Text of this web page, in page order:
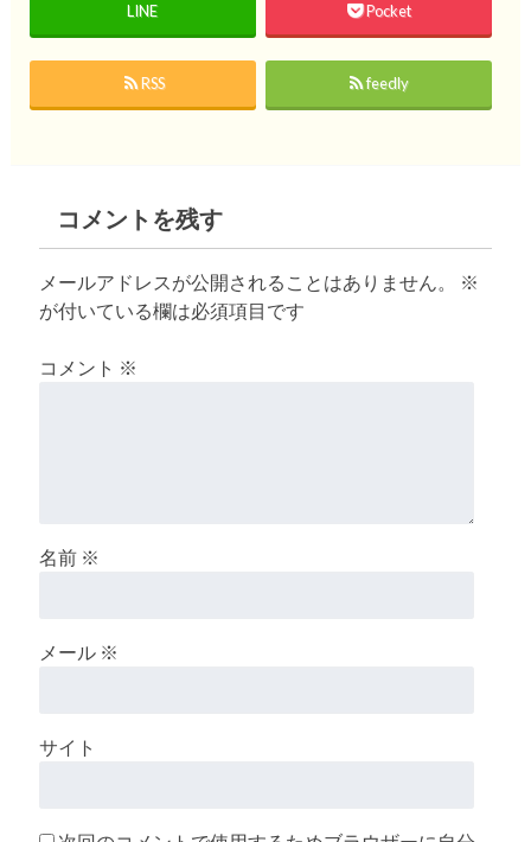
LINE Pocket
RSS feedly
コメントを残す
メールアドレスが公開されることはありません。
※
が付いている欄は必須項目です
コメント ※
名前 ※
メール ※
サイト